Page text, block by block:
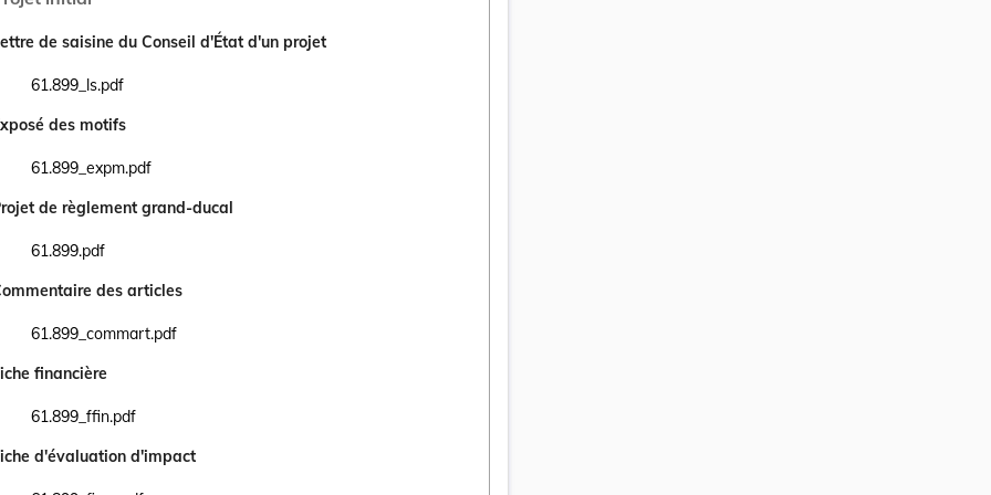
de saisine du Conseil d'État d'un projet
61.899_ls.pdf
Ouvrir le document 61.899_ls.pdf dans un nouvel onglet
des motifs
61.899_expm.pdf
Ouvrir le document 61.899_expm.pdf dans un nouvel onglet
de règlement grand-ducal
61.899.pdf
Ouvrir le document 61.899.pdf dans un nouvel onglet
des articles
61.899_commart.pdf
Ouvrir le document 61.899_commart.pdf dans un nouvel onglet
financière
61.899_ffin.pdf
Ouvrir le document 61.899_ffin.pdf dans un nouvel onglet
d'évaluation d'impact